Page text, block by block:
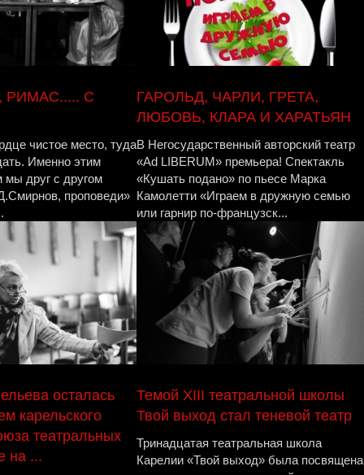
РИМАС..... С
чистое место, туда
Именно этим
друг с другом
проповеди»
ГАРОЛЬД, ЧАРЛИ, ГРЕТА,
ЛЮБОВЬ, КЛАРА И ХАРАТЬЯН
В Негосударственный авторский театр
«Ad LIBERUM» премьера! Спектакль
«Кушать подано» по пьесе Марка
Камолетти «Играем в дружную семью
или гарнир по-французск...
осталась
карельского
театральных
на ...
Темой XIII театральной школы
Твой выход стал теневой театр
Тринадцатая театральная школа
Карелии «Твой выход» была посвящена